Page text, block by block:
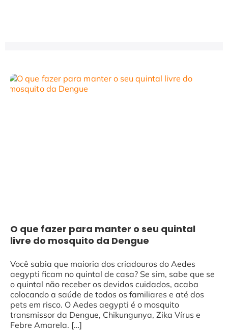
O que fazer para manter o seu quintal
livre do mosquito da Dengue
Você sabia que maioria dos criadouros do Aedes
aegypti ficam no quintal de casa? Se sim, sabe que se
o quintal não receber os devidos cuidados, acaba
colocando a saúde de todos os familiares e até dos
pets em risco. O Aedes aegypti é o mosquito
transmissor da Dengue, Chikungunya, Zika Vírus e
Febre Amarela. […]